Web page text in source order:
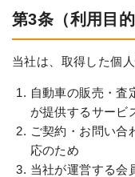
第3条（利用目的
当社は、取得した個
自動車の販売・査
が提供するサービ
ご契約・お問い合
応のため
当社が運営する会